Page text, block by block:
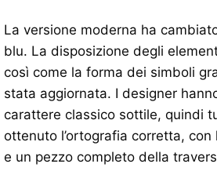
La versione moderna ha
blu. La disposizione degli
così come la forma dei simboli
stata aggiornata. I designer
carattere classico sottile, quindi
ottenuto l’ortografia corretta,
e un pezzo completo della